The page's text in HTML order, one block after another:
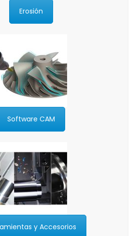
Erosión
Software CAM
y Accesorios